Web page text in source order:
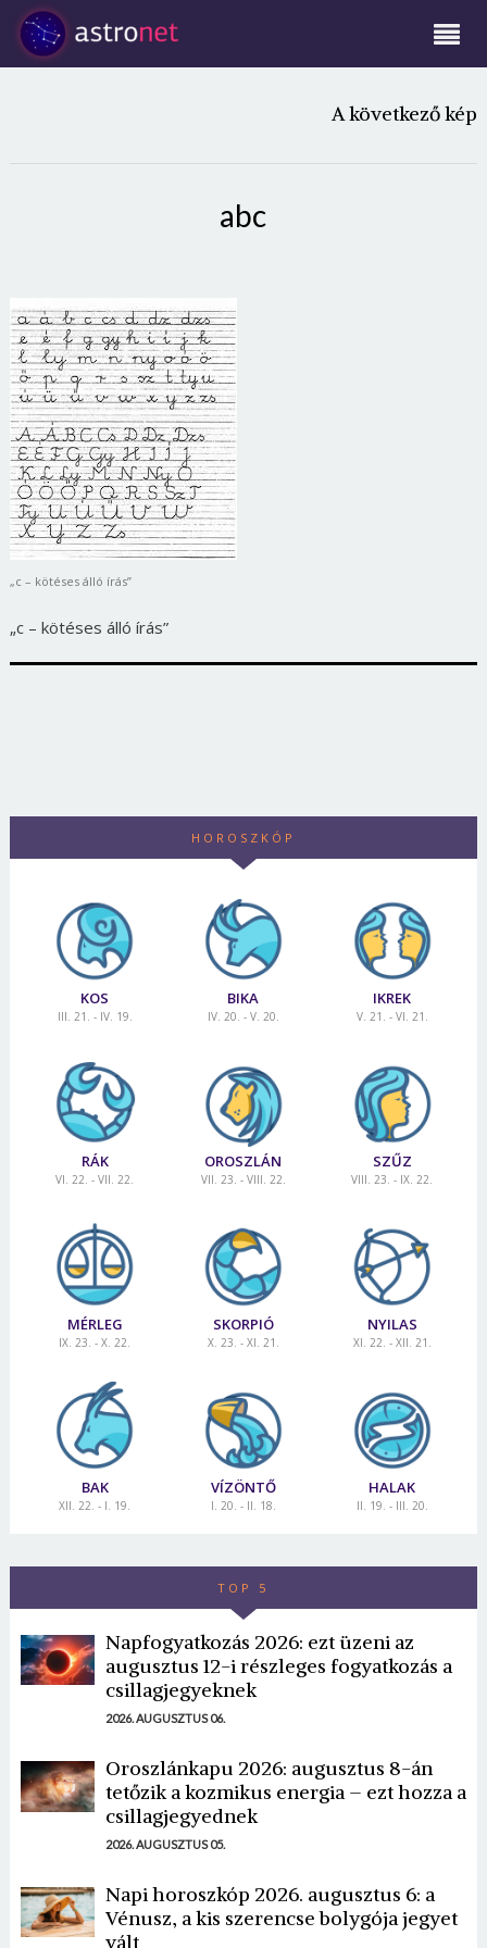
A következő kép
abc
„c – kötéses álló írás”
„c – kötéses álló írás”
HOROSZKÓP
KOS
III. 21. - IV. 19.
BIKA
IV. 20. - V. 20.
IKREK
V. 21. - VI. 21.
RÁK
VI. 22. - VII. 22.
OROSZLÁN
VII. 23. - VIII. 22.
SZŰZ
VIII. 23. - IX. 22.
MÉRLEG
IX. 23. - X. 22.
SKORPIÓ
X. 23. - XI. 21.
NYILAS
XI. 22. - XII. 21.
BAK
XII. 22. - I. 19.
VÍZÖNTŐ
I. 20. - II. 18.
HALAK
II. 19. - III. 20.
TOP 5
Napfogyatkozás 2026: ezt üzeni az
augusztus 12-i részleges fogyatkozás a
csillagjegyeknek
2026. AUGUSZTUS 06.
Oroszlánkapu 2026: augusztus 8-án
tetőzik a kozmikus energia – ezt hozza a
csillagjegyednek
2026. AUGUSZTUS 05.
Napi horoszkóp 2026. augusztus 6: a
Vénusz, a kis szerencse bolygója jegyet
vált